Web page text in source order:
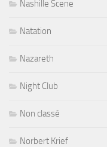
Nashille Scene
Natation
Nazareth
Night Club
Non classé
Norbert Krief